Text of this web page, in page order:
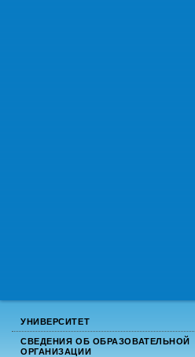
УНИВЕРСИТЕТ
СВЕДЕНИЯ ОБ ОБРАЗОВАТЕЛЬНОЙ
ОРГАНИЗАЦИИ